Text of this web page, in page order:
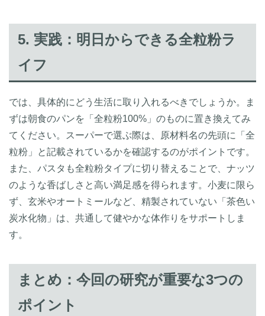
5. 実践：明日からできる全粒粉ラ
イフ
では、具体的にどう生活に取り入れるべきでしょうか。ま
ずは朝食のパンを「全粒粉100%」のものに置き換えてみ
てください。スーパーで選ぶ際は、原材料名の先頭に「全
粒粉」と記載されているかを確認するのがポイントです。
また、パスタも全粒粉タイプに切り替えることで、ナッツ
のような香ばしさと高い満足感を得られます。小麦に限ら
ず、玄米やオートミールなど、精製されていない「茶色い
炭水化物」は、共通して健やかな体作りをサポートしま
す。
まとめ：今回の研究が重要な3つの
ポイント